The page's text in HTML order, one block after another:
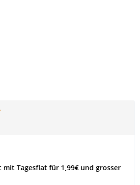
mit Tagesflat für 1,99€ und grosser